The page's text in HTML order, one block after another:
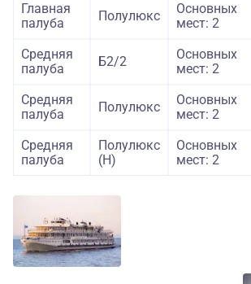
Главная
палуба
Полулюкс
Основных
мест: 2
Средняя
палуба
Б2/2
Основных
мест: 2
Средняя
палуба
Полулюкс
Основных
мест: 2
Средняя
палуба
Полулюкс
(Н)
Основных
мест: 2